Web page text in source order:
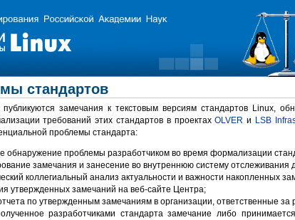
стандартов
замечания к текстовым версиям стандартов Linux,
требований этих стандартов в проектахOLVER и LSB
проблемы стандарта:
обнаружение проблемы разработчиком во время формализации
замечания и занесение во внутреннюю систему отслеживания
коллегиальный анализ актуальности и важности накопленных
утвержденных замечаний на веб-сайте Центра;
по утвержденным замечаниям в организации, ответственные за
разработчиками стандарта замечание либо